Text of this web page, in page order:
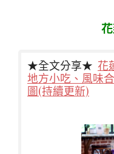
★全文分享★ 花
地方小吃、風味
圖(持續更新)